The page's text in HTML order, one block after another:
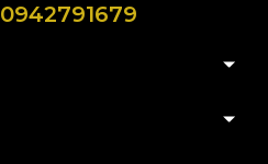
0942791679